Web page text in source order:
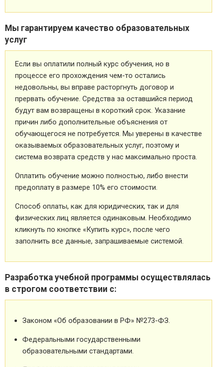
Мы гарантируем качество образовательных
услуг
Если вы оплатили полный курс обучения, но в
процессе его прохождения чем-то остались
недовольны, вы вправе расторгнуть договор и
прервать обучение. Средства за оставшийся период
будут вам возвращены в короткий срок. Указание
причин либо дополнительные объяснения от
обучающегося не потребуется. Мы уверены в качестве
оказываемых образовательных услуг, поэтому и
система возврата средств у нас максимально проста.
Оплатить обучение можно полностью, либо внести
предоплату в размере 10% его стоимости.
Способ оплаты, как для юридических, так и для
физических лиц является одинаковым. Необходимо
кликнуть по кнопке «Купить курс», после чего
заполнить все данные, запрашиваемые системой.
Разработка учебной программы осуществлялась
в строгом соответствии с:
Законом «Об образовании в РФ» №273-ФЗ.
Федеральными государственными
образовательными стандартами.